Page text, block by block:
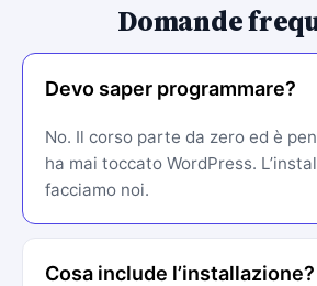
Domande
Devo saper programmare?
No. Il corso parte da zero ed è
ha mai toccato WordPress.
facciamo noi.
Cosa include l’installazione?